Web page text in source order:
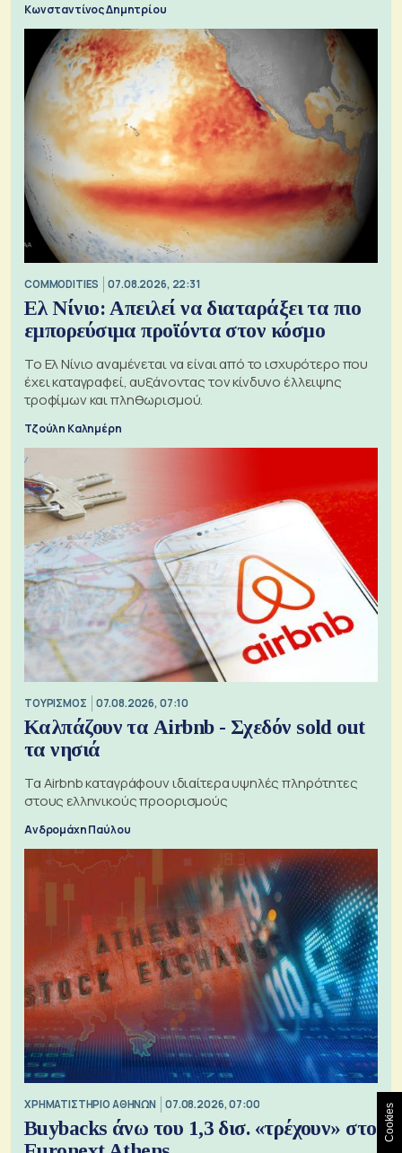
Κωνσταντίνος Δημητρίου
COMMODITIES 07.08.2026, 22:31
Ελ Νίνιο: Απειλεί να διαταράξει τα πιο
εμπορεύσιμα προϊόντα στον κόσμο
Το Ελ Νίνιο αναμένεται να είναι από το ισχυρότερο που
έχει καταγραφεί, αυξάνοντας τον κίνδυνο έλλειψης
τροφίμων και πληθωρισμού.
Τζούλη Καλημέρη
ΤΟΥΡΙΣΜΟΣ 07.08.2026, 07:10
Καλπάζουν τα Airbnb - Σχεδόν sold out
τα νησιά
Τα Airbnb καταγράφουν ιδιαίτερα υψηλές πληρότητες
στους ελληνικούς προορισμούς
Ανδρομάχη Παύλου
XΡΗΜΑΤΙΣΤΗΡΙΟ ΑΘΗΝΩΝ 07.08.2026, 07:00
Buybacks άνω του 1,3 δισ. «τρέχουν» στο Cookies